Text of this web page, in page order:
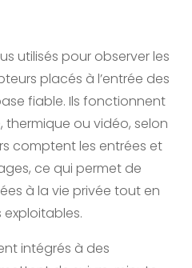
utilisés pour observer les
placés à l’entrée des
fiable. Ils fonctionnent
ou vidéo, selon
comptent les entrées et
ce qui permet de
à la vie privée tout en
intégrés à des